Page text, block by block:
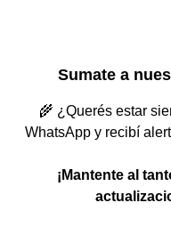
Sumate a
🌾 ¿Querés estar
WhatsApp y recibí
¡Mantente al